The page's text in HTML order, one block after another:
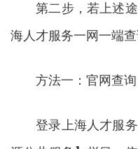
第二步，若上述途
海人才服务一网一端查
方法一：官网查询
登录上海人才服务